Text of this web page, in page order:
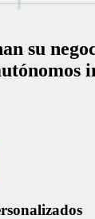
su